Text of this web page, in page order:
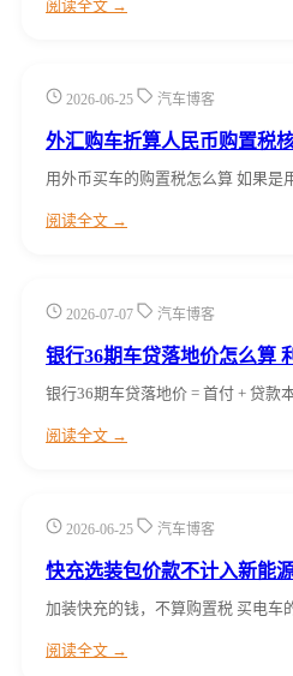
阅读全文 →
2026-06-25 汽车博客
外汇购车折算人民币购置税
用外币买车的购置税怎么算 如果是
阅读全文 →
2026-07-07 汽车博客
银行36期车贷落地价怎么算
银行36期车贷落地价 = 首付 + 贷款
阅读全文 →
2026-06-25 汽车博客
快充选装包价款不计入新能
加装快充的钱，不算购置税 买电车
阅读全文 →